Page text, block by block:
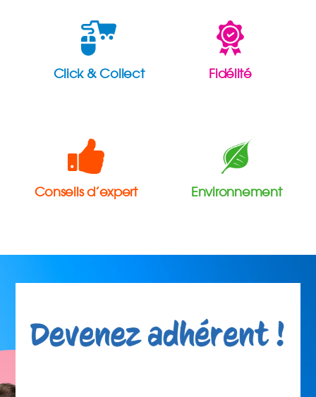
Click & Collect
Conseils d’expert
Fidélité
Environnement